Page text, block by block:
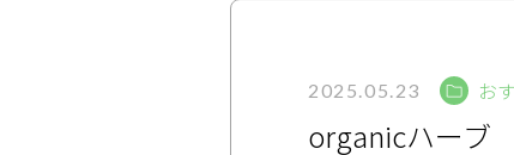
利用規約
サイトマップ
2025.05.23 お
organicハーブ